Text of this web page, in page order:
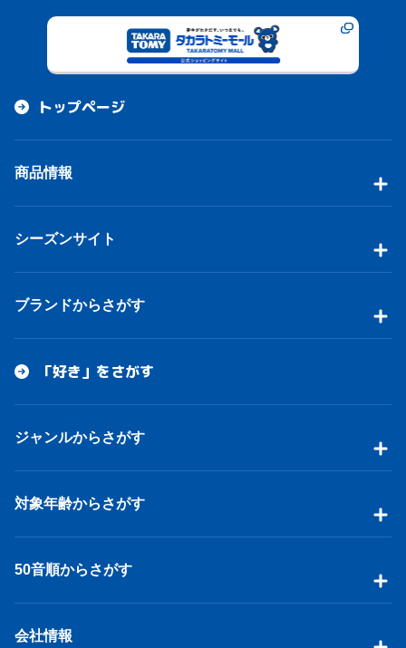
トップページ
商品情報
シーズンサイト
ブランドからさがす
「好き」をさがす
ジャンルからさがす
対象年齢からさがす
50音順からさがす
会社情報